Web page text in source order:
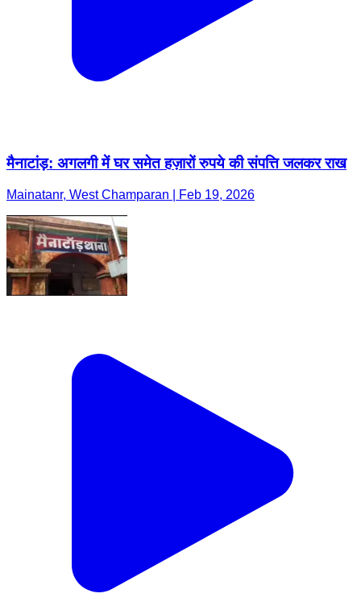
मैनाटांड़: अगलगी में घर समेत हज़ारों रुपये की संपत्ति जलकर राख
Mainatanr, West Champaran | Feb 19, 2026